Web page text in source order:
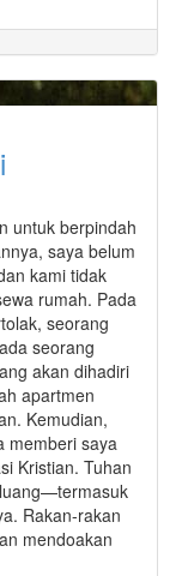
untuk berpindah
saya belum
kami tidak
rumah. Pada
seorang
seorang
akan dihadiri
apartmen
Kemudian,
memberi saya
Kristian. Tuhan
Rakan-rakan
mendoakan